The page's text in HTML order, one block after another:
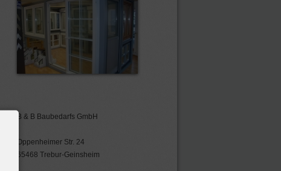
B & B Baubedarfs GmbH
Oppenheimer Str. 24
65468 Trebur-Geinsheim